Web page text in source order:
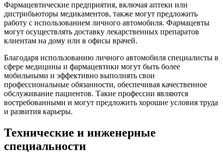
Фармацевтические предприятия, включая аптеки или
дистрибьюторы медикаментов, также могут предложить
работу с использованием личного автомобиля. Фармацевты
могут осуществлять доставку лекарственных препаратов
клиентам на дому или в офисы врачей.
Благодаря использованию личного автомобиля специалисты в
сфере медицины и фармацевтики могут быть более
мобильными и эффективно выполнять свои
профессиональные обязанности, обеспечивая качественное
обслуживание пациентов. Такие профессии являются
востребованными и могут предложить хорошие условия труда
и развития карьеры.
Технические и инженерные
специальности